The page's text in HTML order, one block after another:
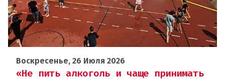
Воскресенье, 26 Июля 2026
«Не пить алкоголь и чаще принимать